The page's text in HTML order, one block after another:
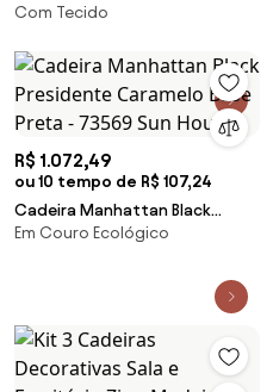
Fixa 4 Unidades -
Com Tecido
R$ 1.072,49
ou 10 tempo de R$ 107,24
Cadeira Manhattan Black
Presidente Caramelo Base
Em Couro Ecológico